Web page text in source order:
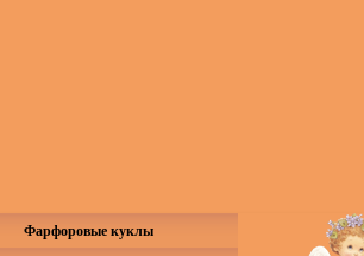
Фарфоровые куклы